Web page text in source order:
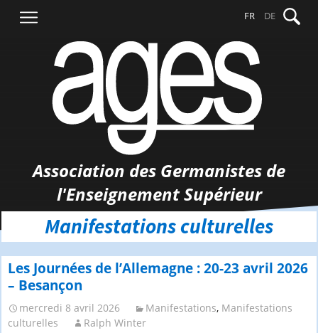
contenu
FR DE
Association des Germanistes de
l'Enseignement Supérieur
Manifestations culturelles
Les Journées de l’Allemagne : 20-23 avril 2026
– Besançon
mercredi 8 avril 2026 Manifestations, Manifestations
culturelles
Ralph Winter